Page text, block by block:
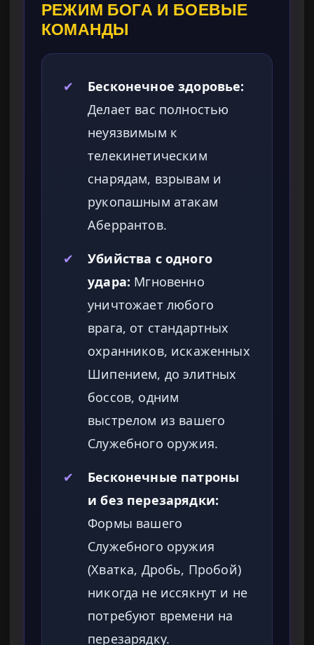
РЕЖИМ БОГА И БОЕВЫЕ
КОМАНДЫ
✔
Бесконечное здоровье:
Делает вас полностью
неуязвимым к
телекинетическим
снарядам, взрывам и
рукопашным атакам
Аберрантов.
✔
Убийства с одного
удара: Мгновенно
уничтожает любого
врага, от стандартных
охранников, искаженных
Шипением, до элитных
боссов, одним
выстрелом из вашего
Служебного оружия.
✔
Бесконечные патроны
и без перезарядки:
Формы вашего
Служебного оружия
(Хватка, Дробь, Пробой)
никогда не иссякнут и не
потребуют времени на
перезарядку.